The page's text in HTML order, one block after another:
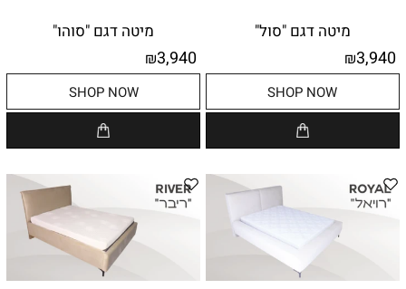
מיטה דגם "סול"
₪3,940
SHOP NOW
מיטה דגם "סוהו"
₪3,940
SHOP NOW